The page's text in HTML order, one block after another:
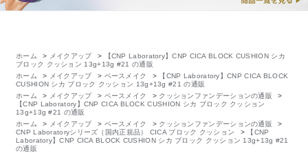
ホーム > メイクアップ >
【CNP Laboratory】CNP CICA BLOCK CUSHION シカ
ブロック クッション 13g+13g #21 の通販
ホーム
> メイクアップ > ベースメイク >
【CNP Laboratory】CNP CICA BLOCK
CUSHION シカ ブロック クッション 13g+13g #21 の通販
ホーム
> メイクアップ > ベースメイク > クッションファンデーションの通販
>
【CNP Laboratory】CNP CICA BLOCK CUSHION シカ ブロック クッション
13g+13g #21 の通販
ホーム
> メイクアップ > ベースメイク > クッションファンデーションの通販
>
CNP Laboratoryシリーズ（国内正規品） CICA ブロック クッション
>
【CNP
Laboratory】CNP CICA BLOCK CUSHION シカ ブロック クッション 13g+13g #21
の通販